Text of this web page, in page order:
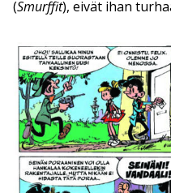
(Smurffit), eivät ihan